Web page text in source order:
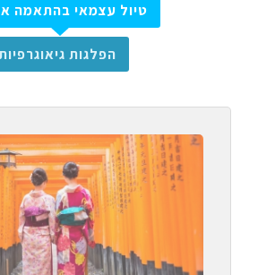
טיול עצמאי בהתאמה
הפלגות